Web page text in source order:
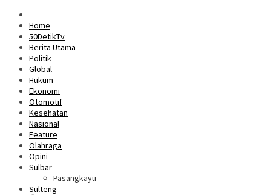
Home
50DetikTv
Berita Utama
Politik
Global
Hukum
Ekonomi
Otomotif
Kesehatan
Nasional
Feature
Olahraga
Opini
Sulbar
Pasangkayu
Sulteng